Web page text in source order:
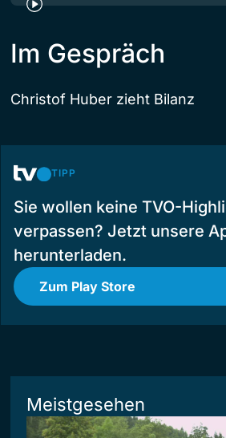
Im Gespräch
Christof Huber zieht Bilanz
TIPP
Sie wollen keine TVO-
verpassen? Jetzt unsere
herunterladen.
Zum Play Store
Meistgesehen